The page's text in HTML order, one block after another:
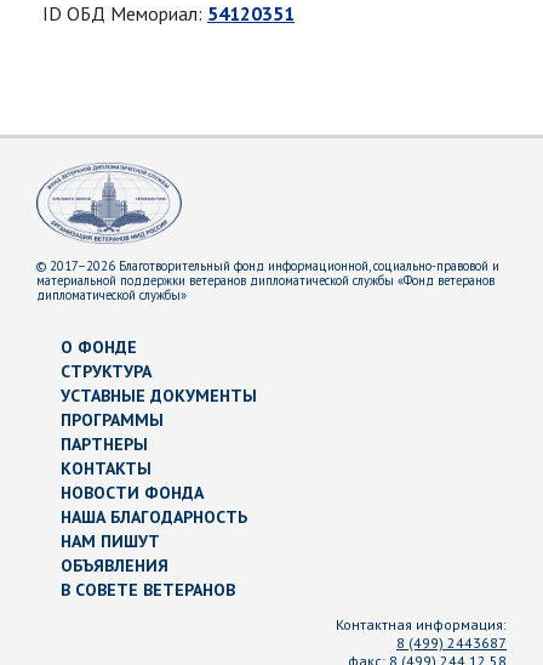
ID ОБД Мемориал: 54120351
© 2017–2026 Благотворительный фонд информационной, социально-правовой и
материальной поддержки ветеранов дипломатической службы «Фонд ветеранов
дипломатической службы»
О ФОНДЕ
СТРУКТУРА
УСТАВНЫЕ ДОКУМЕНТЫ
ПРОГРАММЫ
ПАРТНЕРЫ
КОНТАКТЫ
НОВОСТИ ФОНДА
НАША БЛАГОДАРНОСТЬ
НАМ ПИШУТ
ОБЪЯВЛЕНИЯ
В СОВЕТЕ ВЕТЕРАНОВ
Контактная информация:
8 (499) 2443687
факс: 8 (499) 244 12 58